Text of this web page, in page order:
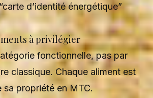
d’identité énergétique”
à privilégier
fonctionnelle, pas par
classique. Chaque aliment est
sa propriété en MTC.